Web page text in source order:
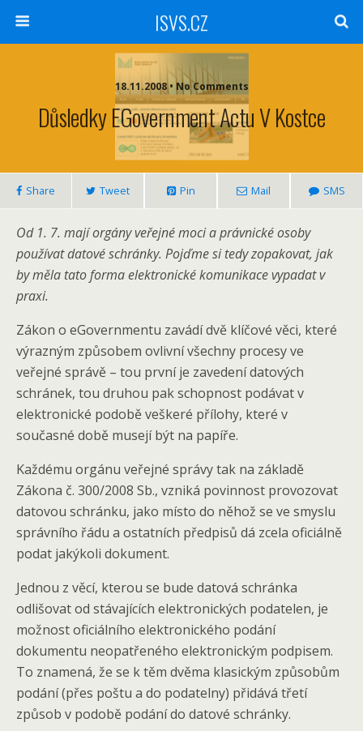
ISVS.CZ
18.11.2008 • No Comments
Důsledky EGovernment Actu V Kostce
Share Tweet Pin Mail SMS
Od 1. 7. mají orgány veřejné moci a právnické osoby
používat datové schránky. Pojďme si tedy zopakovat, jak
by měla tato forma elektronické komunikace vypadat v
praxi.
Zákon o eGovernmentu zavádí dvě klíčové věci, které
výrazným způsobem ovlivní všechny procesy ve
veřejné správě – tou první je zavedení datových
schránek, tou druhou pak schopnost podávat v
elektronické podobě veškeré přílohy, které v
současné době musejí být na papíře.
Každému orgánu veřejné správy tak na základě
Zákona č. 300/2008 Sb., vzniká povinnost provozovat
datovou schránku, jako místo do něhož se ve smyslu
správního řádu a ostatních předpisů dá zcela oficiálně
podat jakýkoli dokument.
Jednou z věcí, kterou se bude datová schránka
odlišovat od stávajících elektronických podatelen, je
možnost oficiálního elektronického podání
dokumentu neopatřeného elektronickým podpisem.
To znamená, že se k těm dvěma klasickým způsobům
podání (přes poštu a do podatelny) přidává třetí
způsob v podobě podání do datové schránky.